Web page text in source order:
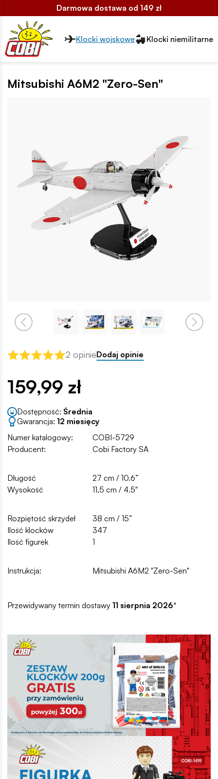
Darmowa dostawa od 149 zł
Przełącznik segmentów2
Klocki wojskowe Klocki niemilitarne
Mitsubishi A6M2 "Zero-Sen"
2 opinieDodaj opinie
159,99 zł
Dostępność: Średnia
Gwarancja: 12 miesięcy
Numer katalogowy:
COBI-5729
Producent:
Cobi Factory SA
Długość
27 cm / 10.6”
Wysokość
11,5 cm / 4.5"
Rozpiętość skrzydeł
38 cm / 15”
Ilość klocków
347
Ilość figurek
1
Instrukcja: Mitsubishi A6M2 "Zero-Sen"
Przewidywany termin dostawy 11 sierpnia 2026*